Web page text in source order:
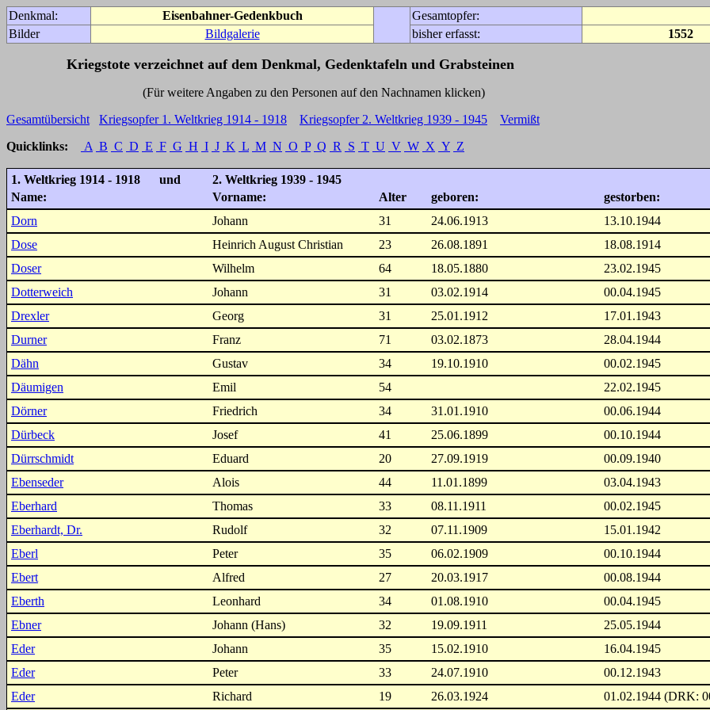
Denkmal: Eisenbahner-Gedenkbuch
Gesamtopfer:
Bilder
Bildgalerie bisher erfasst: 1552
Kriegstote verzeichnet auf dem Denkmal, Gedenktafeln und Grabsteinen
(Für weitere Angaben zu den Personen auf den Nachnamen klicken)
Gesamtübersicht
Kriegsopfer 1. Weltkrieg 1914 - 1918 Kriegsopfer 2. Weltkrieg 1939 - 1945
Vermißt
Quicklinks:
A B C D E F G H I J K L M N O P Q R S T U V W X Y Z
1. Weltkrieg 1914 - 1918 und
2. Weltkrieg 1939 - 1945
Name:
Vorname: Alter geboren:
gestorben:
Dorn
Johann 31 24.06.1913
13.10.1944
Dose
Heinrich August Christian 23 26.08.1891
18.08.1914
Doser
Wilhelm 64 18.05.1880
23.02.1945
Dotterweich
Johann 31 03.02.1914
00.04.1945
Drexler
Georg 31 25.01.1912
17.01.1943
Durner
Franz 71 03.02.1873
28.04.1944
Dähn
Gustav 34 19.10.1910
00.02.1945
Däumigen
Emil 54
22.02.1945
Dörner
Friedrich 34 31.01.1910
00.06.1944
Dürbeck
Josef 41 25.06.1899
00.10.1944
Dürrschmidt
Eduard 20 27.09.1919
00.09.1940
Ebenseder
Alois 44 11.01.1899
03.04.1943
Eberhard
Thomas 33 08.11.1911
00.02.1945
Eberhardt, Dr.
Rudolf 32 07.11.1909
15.01.1942
Eberl
Peter 35 06.02.1909
00.10.1944
Ebert
Alfred 27 20.03.1917
00.08.1944
Eberth
Leonhard 34 01.08.1910
00.04.1945
Ebner
Johann (Hans) 32 19.09.1911
25.05.1944
Eder
Johann 35 15.02.1910
16.04.1945
Eder
Peter 33 24.07.1910
00.12.1943
Eder
Richard 19 26.03.1924 01.02.1944 (DRK: